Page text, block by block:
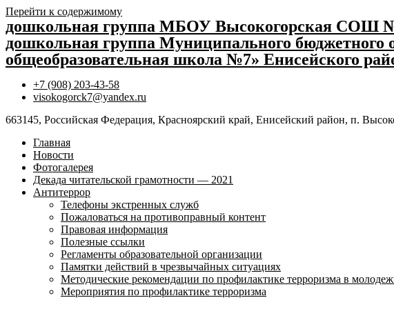
Перейти к содержимому
дошкольная группа МБОУ Высокогорская СОШ
дошкольная группа Муниципального бюджетного
общеобразовательная школа №7» Енисейского
+7 (908) 203-43-58
visokogorck7@yandex.ru
663145, Российская Федерация, Красноярский край, Енисейский район, п.
Главная
Новости
Фотогалерея
Декада читательской грамотности — 2021
Антитеррор
Телефоны экстренных служб
Пожаловаться на противоправный контент
Правовая информация
Полезные ссылки
Регламенты образовательной организации
Памятки действий в чрезвычайных ситуациях
Методические рекомендации по профилактике терроризма в
Мероприятия по профилактике терроризма